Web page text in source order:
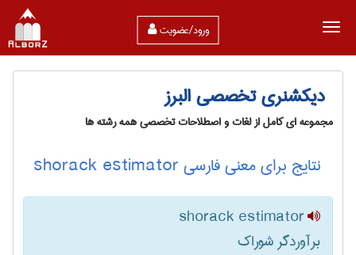
ورود/عضویت
دیکشنری تخصصی البرز
مجموعه ای کامل از لغات و اصطلاحات تخصصی همه رشته ها
نتایج برای معنی فارسی shorack estimator
shorack estimator
برآوردگر شوراک